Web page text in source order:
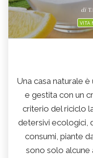
di
VITA
Una casa naturale
e gestita con un
criterio del riciclo
detersivi ecologici,
consumi, piante
sono solo alcune